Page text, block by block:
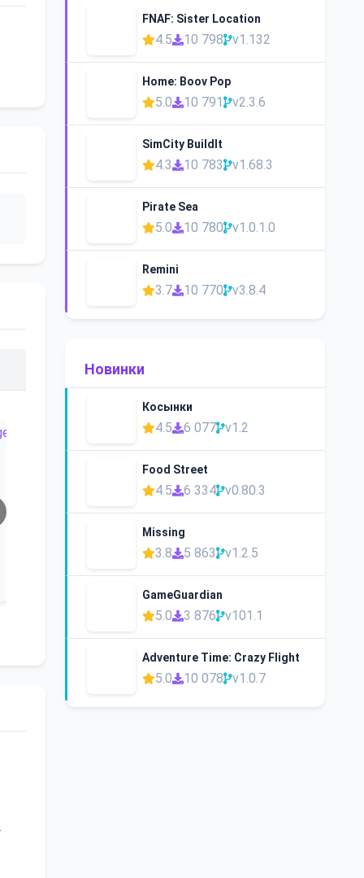
FNAF: Sister Location
4.5 10 798 v1.132
Home: Boov Pop
5.0 10 791 v2.3.6
SimCity BuildIt
4.3 10 783 v1.68.3
Pirate Sea
5.0 10 780 v1.0.1.0
Remini
3.7 10 770 v3.8.4
Новинки
Косынки
4.5 6 077 v1.2
Food Street
4.5 6 334 v0.80.3
Missing
3.8 5 863 v1.2.5
GameGuardian
5.0 3 876 v101.1
Adventure Time: Crazy Flight
5.0 10 078 v1.0.7